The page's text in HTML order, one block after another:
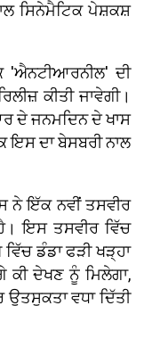
ਸਿਨੇਮੈਟਿਕ ਪੇਸ਼ਕਸ਼
'ਐਨਟੀਆਰਨੀਲ' ਦੀ
ਕੀਤੀ ਜਾਵੇਗੀ।
ਦੇ ਜਨਮਦਿਨ ਦੇ ਖਾਸ
ਇਸ ਦਾ ਬੇਸਬਰੀ ਨਾਲ
ਨੇ ਇੱਕ ਨਵੀਂ ਤਸਵੀਰ
ਇਸ ਤਸਵੀਰ ਵਿੱਚ
ਡੰਡਾ ਫੜੀ ਖੜ੍ਹਾ
ਕੀ ਦੇਖਣ ਨੂੰ ਮਿਲੇਗਾ,
ਵਧਾ ਦਿੱਤੀ